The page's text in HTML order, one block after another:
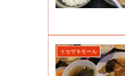
イセザキモール